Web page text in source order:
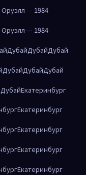
— 1984
— 1984
ДубайДубайДубай
ДубайДубайДубай
ДубайЕкатеринбург
Екатеринбург
Екатеринбург
Екатеринбург
Екатеринбург